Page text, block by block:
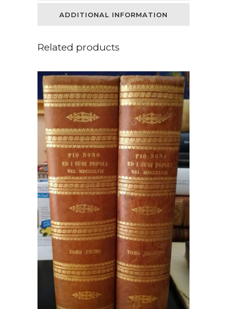
ADDITIONAL INFORMATION
Related products